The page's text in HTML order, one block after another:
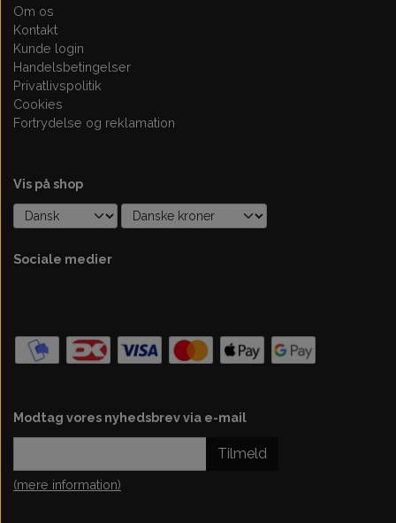
Om os
Kontakt
Kunde login
Handelsbetingelser
Privatlivspolitik
Cookies
Fortrydelse og reklamation
Vis på shop
Sociale medier
Modtag vores nyhedsbrev via e-mail
Tilmeld
(mere information)